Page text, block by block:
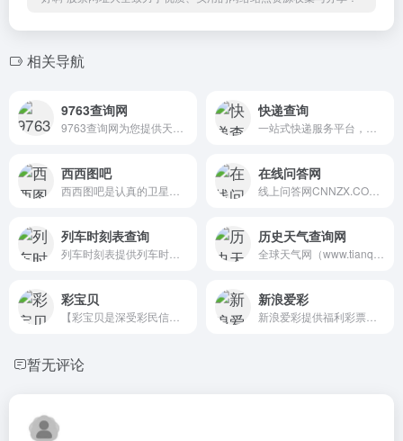
相关导航
9763查询网 快递查询
西西图吧 在线问答网
列车时刻表查询 历史天气查询网
彩宝贝 新浪爱彩
暂无评论